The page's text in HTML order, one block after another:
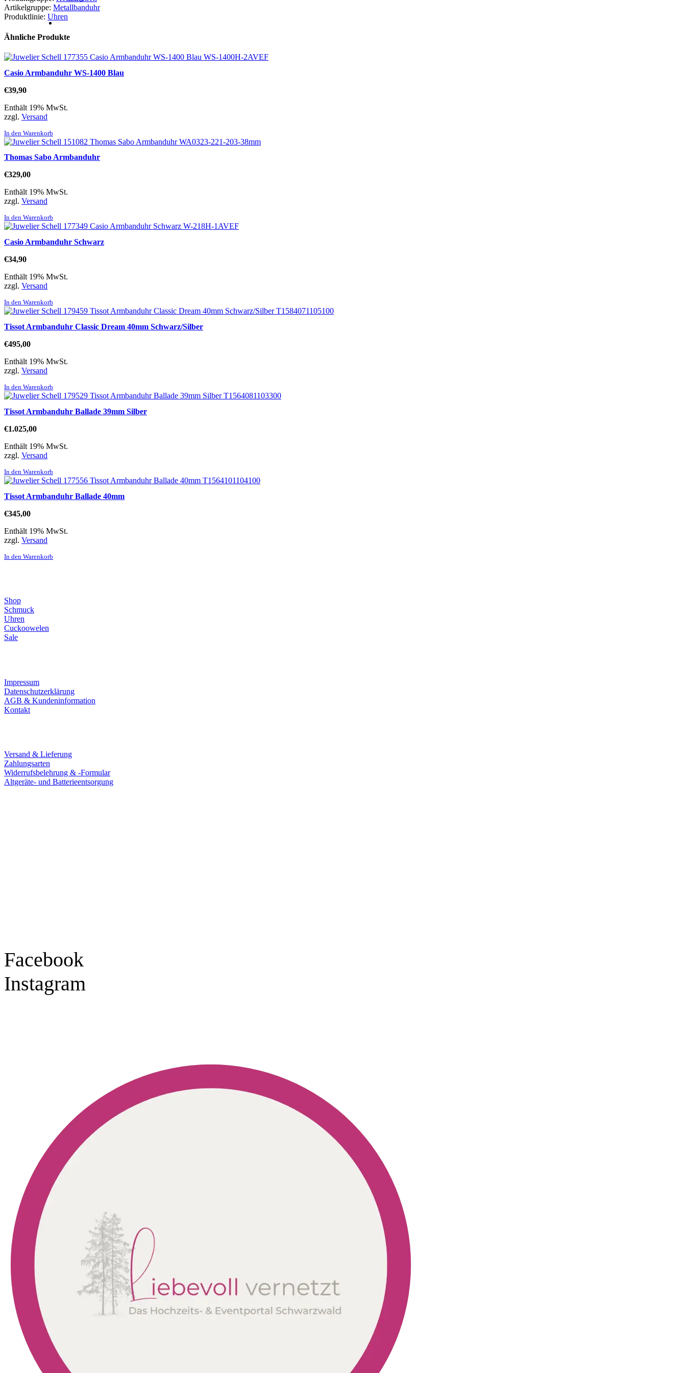
Artikelgruppe: Metallbanduhr
Produktlinie: Uhren
Ähnliche Produkte
Casio Armbanduhr WS-1400 Blau
€39,90
Enthält 19% MwSt.
zzgl. Versand
In den Warenkorb
Thomas Sabo Armbanduhr
€329,00
Enthält 19% MwSt.
zzgl. Versand
In den Warenkorb
Casio Armbanduhr Schwarz
€34,90
Enthält 19% MwSt.
zzgl. Versand
In den Warenkorb
Tissot Armbanduhr Classic Dream 40mm Schwarz/Silber
€495,00
Enthält 19% MwSt.
zzgl. Versand
In den Warenkorb
Tissot Armbanduhr Ballade 39mm Silber
€1.025,00
Enthält 19% MwSt.
zzgl. Versand
In den Warenkorb
Tissot Armbanduhr Ballade 40mm
€345,00
Enthält 19% MwSt.
zzgl. Versand
In den Warenkorb
Shop
Schmuck
Uhren
Cuckoowelen
Sale
Impressum
Datenschutzerklärung
AGB & Kundeninformation
Kontakt
Versand & Lieferung
Zahlungsarten
Widerrufsbelehrung & -Formular
Altgeräte- und Batterieentsorgung
Facebook
Instagram